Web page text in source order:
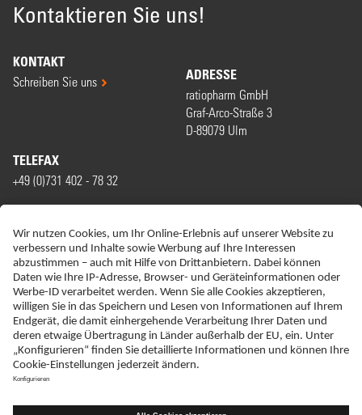
Kontaktieren Sie uns!
KONTAKT
Schreiben Sie uns ADRESSE
ratiopharm GmbH
Graf-Arco-Straße 3
D-89079 Ulm
TELEFAX
+49 (0)731 402 - 78 32
ERKLÄRUNG ZUR BARRIEREFREIHEIT
IMPRESSUM
DATENSCHUTZ
HAFTUNGSAUSSCHLUSS